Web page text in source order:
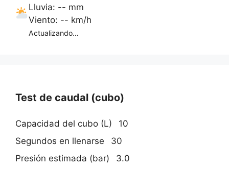
Lluvia: -- mm
Viento: -- km/h
Actualizando…
Test de caudal (cubo)
Capacidad del cubo (L)
Segundos en llenarse
Presión estimada (bar)